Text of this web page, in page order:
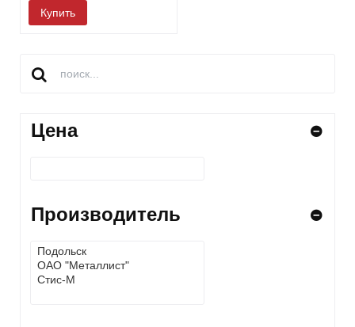
Купить
Цена
Производитель